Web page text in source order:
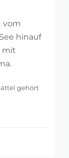
vom
hinauf
mit
gehört